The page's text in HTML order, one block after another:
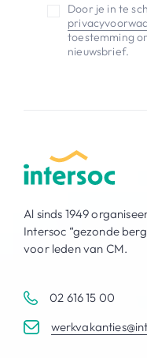
Door je in te
toestemming
nieuwsbrief.
Al sinds 1949
Intersoc “gezonde
voor leden van CM.
02 616 15 00